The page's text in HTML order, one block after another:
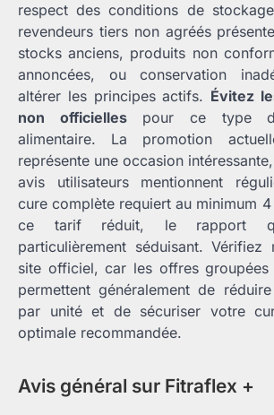
respect des conditions de
revendeurs tiers non agréés
stocks anciens, produits non
annoncées, ou conservation
altérer les principes actifs. Évitez
non officiellespour ce type de
alimentaire. La promotion
représente une occasion
avis utilisateurs mentionnent
cure complète requiert au minimum
ce tarif réduit, le rapport
particulièrement séduisant. Vérifiez
site officiel, car les offres
permettent généralement de
par unité et de sécuriser votre
optimale recommandée.
Avis général sur Fitraflex +